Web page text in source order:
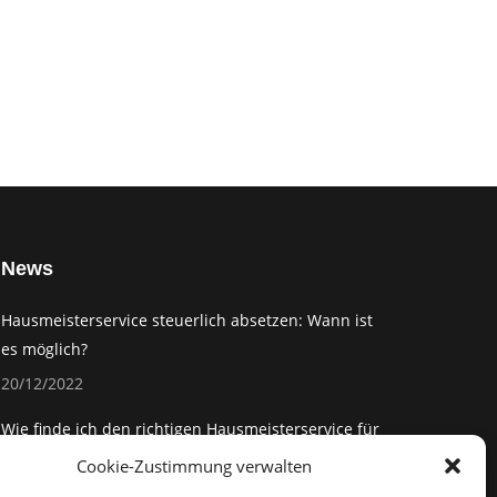
Cookie-Zustimmung verwalten
News
Hausmeisterservice steuerlich absetzen: Wann ist
es möglich?
20/12/2022
Wie finde ich den richtigen Hausmeisterservice für
meine Bedürfnisse?